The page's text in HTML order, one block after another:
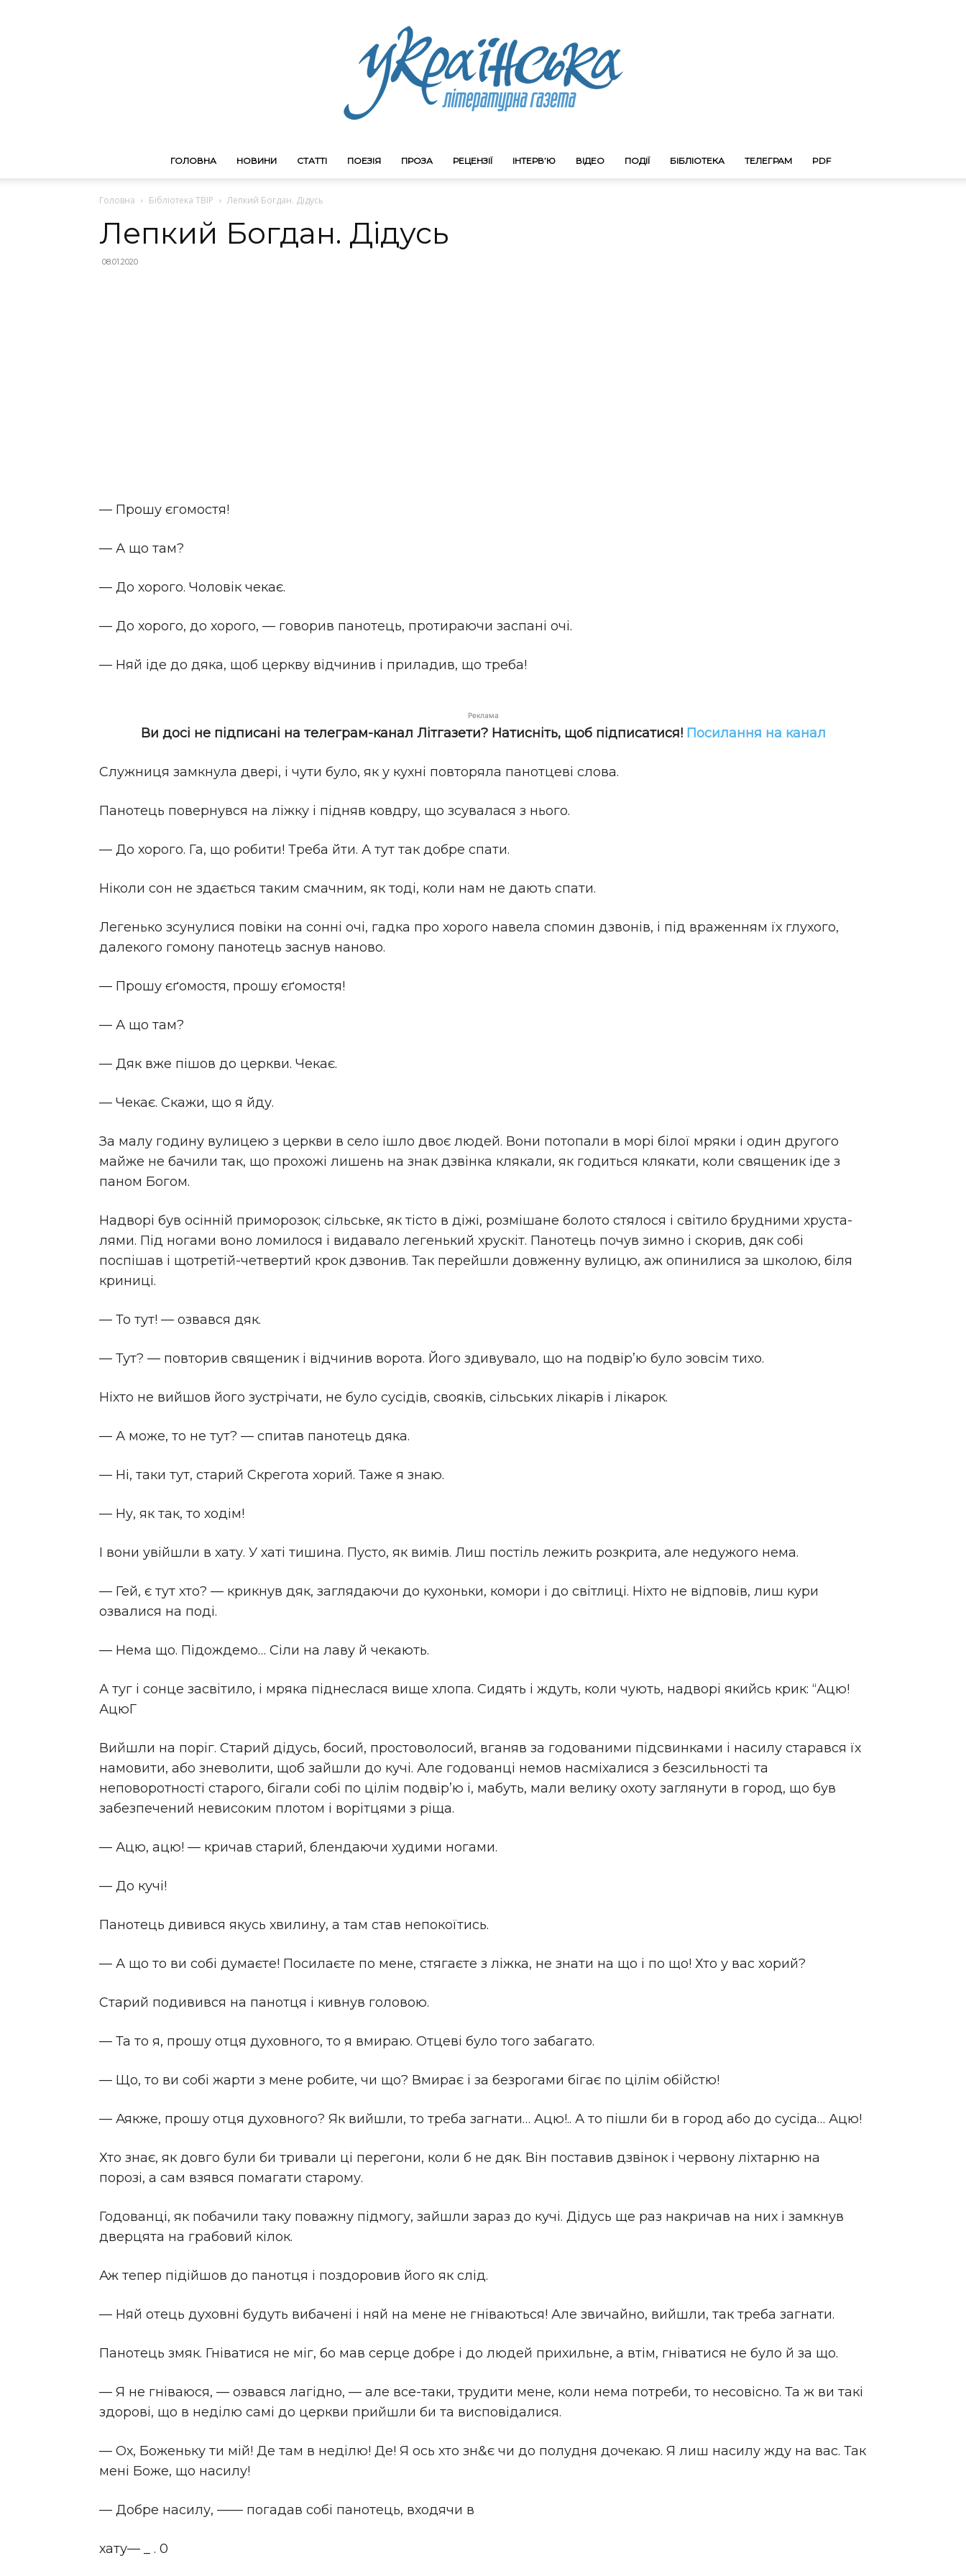
ГОЛОВНА НОВИНИ СТАТТІ ПОЕЗІЯ ПРОЗА РЕЦЕНЗІЇ ІНТЕРВ’Ю ВІДЕО ПОДІЇ БІБЛІОТЕКА ТЕЛЕГРАМ PDF
Головна Бібліотека ТВІР Лепкий Богдан. Дідусь
Лепкий Богдан. Дідусь
08.01.2020
— Прошу єгомостя!
— А що там?
— До хорого. Чоловік чекає.
— До хорого, до хорого, — говорив панотець, протираючи заспані очі.
— Няй іде до дяка, щоб церкву відчинив і приладив, що треба!
Реклама
Ви досі не підписані на телеграм-канал Літгазети? Натисніть, щоб підписатися! Посилання на канал
Служниця замкнула двері, і чути було, як у кухні повторяла панотцеві слова.
Панотець повернувся на ліжку і підняв ковдру, що зсувалася з нього.
— До хорого. Га, що робити! Треба йти. А тут так добре спати.
Ніколи сон не здається таким смачним, як тоді, коли нам не дають спати.
Легенько зсунулися повіки на сонні очі, гадка про хорого навела спомин дзвонів, і під враженням їх глухого,
далекого гомону панотець заснув наново.
— Прошу єґомостя, прошу єґомостя!
— А що там?
— Дяк вже пішов до церкви. Чекає.
— Чекає. Скажи, що я йду.
За малу годину вулицею з церкви в село ішло двоє людей. Вони потопали в морі білої мряки і один другого
майже не бачили так, що прохожі лишень на знак дзвінка клякали, як годиться клякати, коли священик іде з
паном Богом.
Надворі був осінній приморозок; сільське, як тісто в діжі, розмішане болото стялося і світило брудними хруста-
лями. Під ногами воно ломилося і видавало легенький хрускіт. Панотець почув зимно і скорив, дяк собі
поспішав і щотретій-четвертий крок дзвонив. Так перейшли довженну вулицю, аж опинилися за школою, біля
криниці.
— То тут! — озвався дяк.
— Тут? — повторив священик і відчинив ворота. Його здивувало, що на подвір’ю було зовсім тихо.
Ніхто не вийшов його зустрічати, не було сусідів, свояків, сільських лікарів і лікарок.
— А може, то не тут? — спитав панотець дяка.
— Ні, таки тут, старий Скрегота хорий. Таже я знаю.
— Ну, як так, то ходім!
І вони увійшли в хату. У хаті тишина. Пусто, як вимів. Лиш постіль лежить розкрита, але недужого нема.
— Гей, є тут хто? — крикнув дяк, заглядаючи до кухоньки, комори і до світлиці. Ніхто не відповів, лиш кури
озвалися на поді.
— Нема що. Підождемо… Сіли на лаву й чекають.
А туг і сонце засвітило, і мряка піднеслася вище хлопа. Сидять і ждуть, коли чують, надворі якийсь крик: “Ацю!
АцюГ
Вийшли на поріг. Старий дідусь, босий, простоволосий, вганяв за годованими підсвинками і насилу старався їх
намовити, або зневолити, щоб зайшли до кучі. Але годованці немов насміхалися з безсильності та
неповоротності старого, бігали собі по цілім подвір’ю і, мабуть, мали велику охоту заглянути в город, що був
забезпечений невисоким плотом і ворітцями з ріща.
— Ацю, ацю! — кричав старий, блендаючи худими ногами.
— До кучі!
Панотець дивився якусь хвилину, а там став непокоїтись.
— А що то ви собі думаєте! Посилаєте по мене, стягаєте з ліжка, не знати на що і по що! Хто у вас хорий?
Старий подивився на панотця і кивнув головою.
— Та то я, прошу отця духовного, то я вмираю. Отцеві було того забагато.
— Що, то ви собі жарти з мене робите, чи що? Вмирає і за безрогами бігає по цілім обійстю!
— Аякже, прошу отця духовного? Як вийшли, то треба загнати… Ацю!.. А то пішли би в город або до сусіда… Ацю!
Хто знає, як довго були би тривали ці перегони, коли б не дяк. Він поставив дзвінок і червону ліхтарню на
порозі, а сам взявся помагати старому.
Годованці, як побачили таку поважну підмогу, зайшли зараз до кучі. Дідусь ще раз накричав на них і замкнув
дверцята на грабовий кілок.
Аж тепер підійшов до панотця і поздоровив його як слід.
— Няй отець духовні будуть вибачені і няй на мене не гніваються! Але звичайно, вийшли, так треба загнати.
Панотець змяк. Гніватися не міг, бо мав серце добре і до людей прихильне, а втім, гніватися не було й за що.
— Я не гніваюся, — озвався лагідно, — але все-таки, трудити мене, коли нема потреби, то несовісно. Та ж ви такі
здорові, що в неділю самі до церкви прийшли би та висповідалися.
— Ох, Боженьку ти мій! Де там в неділю! Де! Я ось хто зн&є чи до полудня дочекаю. Я лиш насилу жду на вас. Так
мені Боже, що насилу!
— Добре насилу, —— погадав собі панотець, входячи в
хату— _ . 0